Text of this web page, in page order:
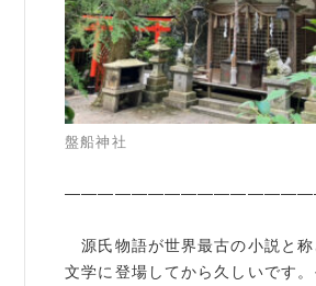
盤船神社
源氏物語が世界最古の小説と称
文学に登場してから久しいです